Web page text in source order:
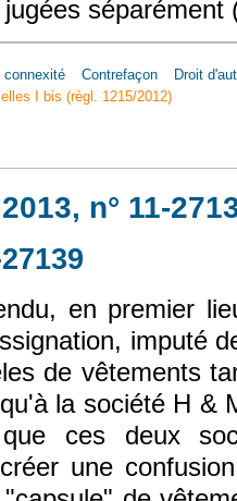
jugées
connexité Contrefaçon
Droit
I bis (règl. 1215/2012)
n° 11-
en premier
imputé
de vêtements
la société H &
ces deux
une